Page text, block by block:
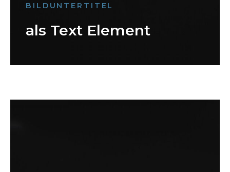
BILDUNTERTITEL
als Text Element